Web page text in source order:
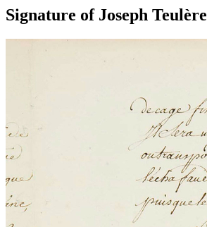
Signature of Joseph Teulère